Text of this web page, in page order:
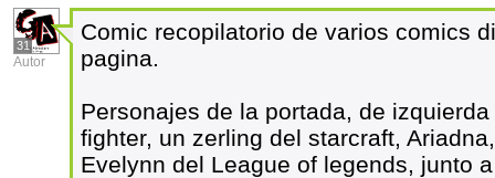
31
Autor
Comic recopilatorio de varios comics
pagina.
Personajes de la portada, de
fighter, un zerling del starcraft,
Evelynn del League of legends, junto